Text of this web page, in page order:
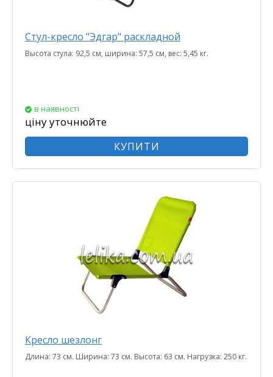
Стул-кресло "Эдгар" раскладной
Высота стула: 92,5 см, ширина: 57,5 см, вес: 5,45 кг.
в наявності
ціну уточнюйте
КУПИТИ
Кресло шезлонг
Длина: 73 см. Ширина: 73 см. Высота: 63 см. Нагрузка: 250 кг.